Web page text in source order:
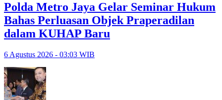
Polda Metro Jaya Gelar Seminar Hukum
Bahas Perluasan Objek Praperadilan
dalam KUHAP Baru
6 Agustus 2026 - 03:03 WIB